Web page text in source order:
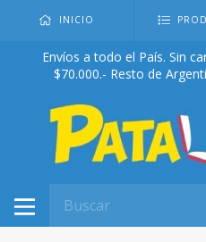
INICIO
Envíos a todo el País. Sin
$70.000.- Resto de